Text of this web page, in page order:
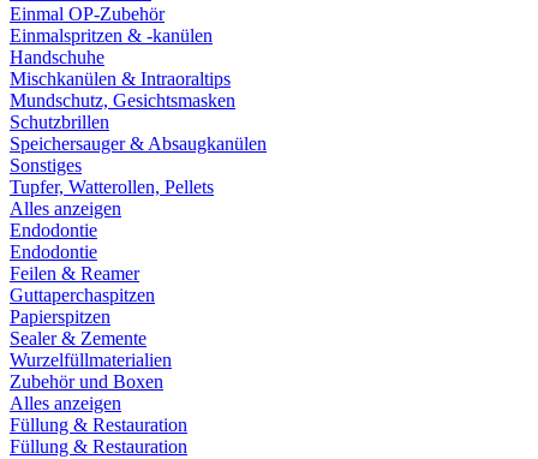
Einmal OP-Zubehör
Einmalspritzen & -kanülen
Handschuhe
Mischkanülen & Intraoraltips
Mundschutz, Gesichtsmasken
Schutzbrillen
Speichersauger & Absaugkanülen
Sonstiges
Tupfer, Watterollen, Pellets
Alles anzeigen
Endodontie
Endodontie
Feilen & Reamer
Guttaperchaspitzen
Papierspitzen
Sealer & Zemente
Wurzelfüllmaterialien
Zubehör und Boxen
Alles anzeigen
Füllung & Restauration
Füllung & Restauration